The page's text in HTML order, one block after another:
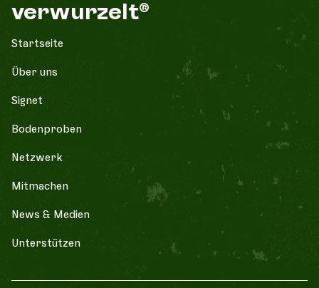
verwurzelt®
Startseite
¨Über uns
Signet
Bodenproben
Netzwerk
Mitmachen
News & Medien
Unterst¨ützen